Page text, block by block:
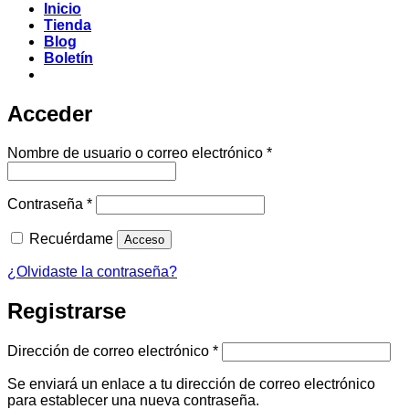
Inicio
Tienda
Blog
Boletín
Acceder
Nombre de usuario o correo electrónico *Obligatorio
Contraseña *Obligatorio
Recuérdame Acceso
¿Olvidaste la contraseña?
Registrarse
Dirección de correo electrónico *Obligatorio
Se enviará un enlace a tu dirección de correo electrónico
para establecer una nueva contraseña.